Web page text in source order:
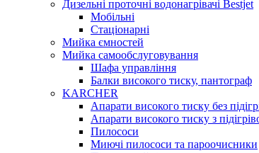
Дизельні проточні водонагрівачі Bestjet
Мобільні
Стаціонарні
Мийка ємностей
Мийка самообслуговування
Шафа управління
Балки високого тиску, пантограф
KARCHER
Апарати високого тиску без
Апарати високого тиску з
Пилососи
Миючі пилососи та пароочисники